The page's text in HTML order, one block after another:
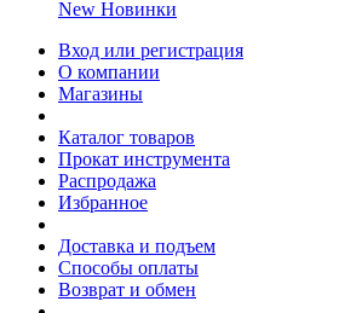
New Новинки
Вход или регистрация
О компании
Магазины
Каталог товаров
Прокат инструмента
Распродажа
Избранное
Доставка и подъем
Способы оплаты
Возврат и обмен